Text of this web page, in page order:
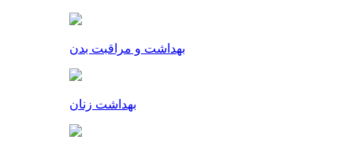
بهداشت و مراقبت بدن
بهداشت زنان